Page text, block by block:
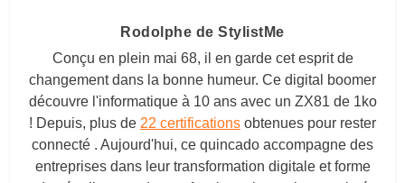
Rodolphe de StylistMe
Conçu en plein mai 68, il en garde cet esprit de
changement dans la bonne humeur. Ce digital boomer
découvre l'informatique à 10 ans avec un ZX81 de 1ko
! Depuis, plus de 22 certifications obtenues pour rester
connecté . Aujourd'hui, ce quincado accompagne des
entreprises dans leur transformation digitale et forme